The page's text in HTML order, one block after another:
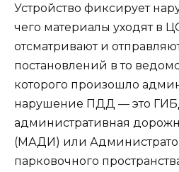
Устройство фиксирует
чего материалы уходят в
отсматривают и
постановлений в то
которого произошло
нарушение ПДД — это
административная
(МАДИ) или
парковочного